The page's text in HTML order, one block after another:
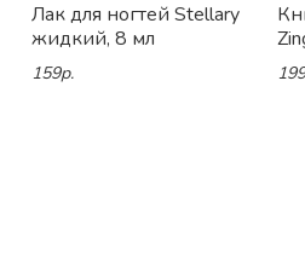
Лак для ногтей Stellary
жидкий, 8 мл
159р.